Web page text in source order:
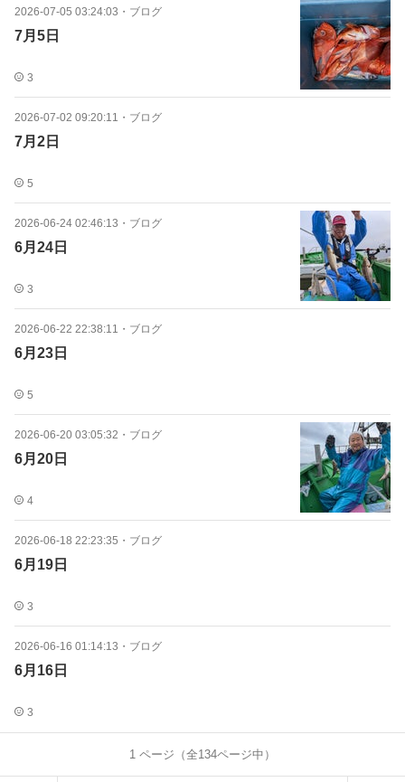
2026-07-05 03:24:03 ・ ブログ
7月5日
3
2026-07-02 09:20:11 ・ ブログ
7月2日
5
2026-06-24 02:46:13 ・ ブログ
6月24日
3
2026-06-22 22:38:11 ・ ブログ
6月23日
5
2026-06-20 03:05:32 ・ ブログ
6月20日
4
2026-06-18 22:23:35 ・ ブログ
6月19日
3
2026-06-16 01:14:13 ・ ブログ
6月16日
3
1 ページ（全134ページ中）